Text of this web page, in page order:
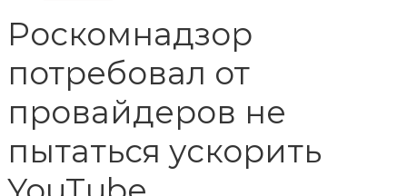
Роскомнадзор
потребовал от
провайдеров не
пытаться ускорить